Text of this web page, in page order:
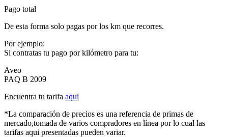
Pago total
De esta forma solo pagas por los km que recorres.
Por ejemplo:
Si contratas tu pago por kilómetro para tu:
Aveo
PAQ B 2009
Encuentra tu tarifa aqui
*La comparación de precios es una referencia de primas de
mercado,tomada de varios compradores en línea por lo cual las
tarifas aqui presentadas pueden variar.